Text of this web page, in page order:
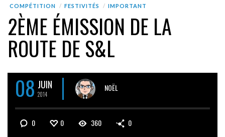
COMPÉTITION FESTIVITÉS IMPORTANT
2ÈME ÉMISSION DE LA
ROUTE DE S&L
08 JUIN
2014
NOËL
0 0 360 0